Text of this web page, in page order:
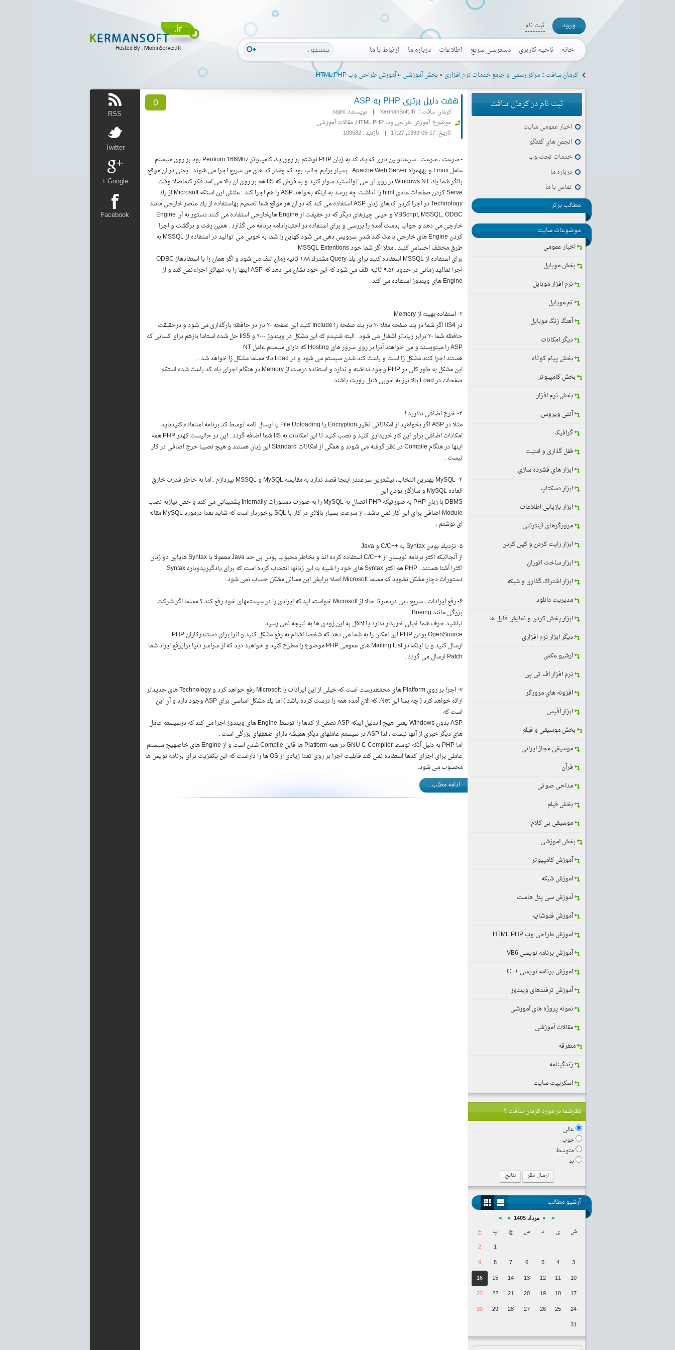
ورود ثبت نام
خانه ناحیه کاربری دسترسی سریع اطلاعات درباره ما ارتباط با ما
کرمان سافت :: مرکز رسمی و جامع خدمات نرم افزاری »بخش آموزشی »آموزش طراحی وب HTML,PHP
ثبت نام در کرمان سافت
اخبار عمومی سایت
انجمن های گفتگو
خدمات تحت وب
درباره ما
تماس با ما
مطالب برتر
موضوعات سایت
اخبار عمومی
بخش موبایل
نرم افزار موبایل
تم موبایل
آهنگ زنگ موبایل
دیگر امکانات
بخش پیام کوتاه
بخش کامپیوتر
بخش نرم افزار
آنتی ویروس
گرافیک
قفل گذاری و امنیت
ابزار های فشرده سازی
ابزار دسکتاپ
ابزار بازیابی اطلاعات
مرورگرهای اینترنتی
ابزار رایت کردن و کپی کردن
ابزار ساخت اتوران
ابزار اشتراک گذاری و شبکه
مدیریت دانلود
ابزار پخش کردن و نمایش فایل ها
دیگر ابزار نرم افزاری
آرشیو عکس
نرم افزار اف تی پی
افزونه های مرورگر
ابزار آفیس
بخش موسیقی و فیلم
موسیقی مجاز ایرانی
قرآن
مداحی صوتی
بخش فیلم
موسیقی بی کلام
بخش آموزشی
آموزش کامپیوتر
آموزش شبکه
آموزش سی پنل هاست
آموزش فتوشاپ
آموزش طراحی وب HTML,PHP
آموزش برنامه نویسی VB6
آموزش برنامه نویسی ++C
آموزش ترفندهای ویندوز
نمونه پروژه های آموزشی
مقالات آموزشی
متفرقه
زندگینامه
اسکریپت سایت
نظرشما در مورد کرمان سافت ؟
عالی
خوب
متوسط
بد
ارسال نظر نتایج
آرشیو مطالب
<
« مرداد 1405 »
>
ش
ی د س چ پ
ج
1
2
3
4
5
6
7
8
9
10
11
12
13
14
15
16
17
18
19
20
21
22
23
24
25
26
27
28
29
30
31
RSS
Twitter
Google +
Facebook
0 هفت دلیل برتری PHP به ASP
کرمان سافت :: KermanSoft.IR || نویسنده:najmi
موضوع:آموزش طراحی وب HTML,PHP ,مقالات آموزشی
تاریخ:17-05-1393, 17:27
|| بازدید : 100532
- سرعت ، سرعت ، سرعتاولین باری كه یك كد به زبان PHP نوشتم بر روی یك كامپیوتر Pentium 166Mhz بود بر روی سیستم
عامل Linux و بههمراه Apache Web Server . بسیار برایم جالب بود كه چقدر كد های من سریع اجرا می شوند . یعنی در آن موقع
بااگر شما یك Windows NT بر روی آن می توانستید سوار كنید و به فرض كه IIS هم بر روی آن بالا می آمد فكر كنماصلا وقت
Serve كردن صفحات عادی html را نداشت چه برسد به اینكه بخواهد ASP را هم اجرا كند . علتش این استكه Microsoft از یك
Technology در اجرا كردن كدهای زبان ASP استفاده می كند كه در آن هر موقع شما تصمیم بهاستفاده از یك عنصر خارجی مانند
VBScript, MSSQL, ODBC و خیلی چیزهای دیگر كه در حقیقت از Engine هایخارجی استفاده می كنند دستور به آن Engine
خارجی می دهد و جواب بدست آمده را بررسی و برای استفاده در اختیارادامه برنامه می گذارد . همین رفت و برگشت و اجرا
كردن Engine های خارجی باعث كند شدن سرویس دهی می شود كهاین را شما به خوبی می توانید در استفاده از MSSQL به
طرق مختلف احساس كنید . مثلا اگر شما خود MSSQL Extentions
برای استفاده از MSSQL استفاده كنید برای یك Query مشترك ۱.۸۸ ثانیه زمان تلف می شود و اگر همان را با استفادهاز ODBC
اجرا نماﺋید زمانی در حدود ۹.۵۴ ثانیه تلف می شود كه این خود نشان می دهد كه ASP اینها را به تنهاﺋی اجراءنمی كند و از
Engine های ویندوز استفاده می كند .
۲- استفاده بهینه از Memory
در IIS4 اگر شما در یك صفحه مثلا ۲۰ بار یك صفحه را Include كنید این صفحه ۲۰ بار در حافظه بارگذاری می شود و درحقیقت
حافظه شما ۲۰ برابر زیادتر اشغال می شود . البته شنیدم كه این مشكل در ویندوز ۲۰۰۰ و IIS5 حل شده استاما بازهم برای كسانی كه
ASP را مینویسند و می خواهند آنرا بر روی سرور های Hosting كه دارای سیستم عامل NT
هستند اجرا كنند مشكل زا است و باعث كند شدن سیستم می شود و در Load بالا مسلما مشكل زا خواهد شد .
این مشكل به طور كلی در PHP وجود نداشته و ندارد و استفاده درست از Memory در هنگام اجرای یك كد باعث شده استكه
صفحات در Load بالا نیز به خوبی قابل رٶیت باشند .
۳- خرج اضافی ندارید !
مثلا در ASP اگر بخواهید از امكاناتی نظیر Encryption یا File Uploading یا ارسال نامه توسط كد برنامه استفاده كنیدباید
امكانات اضافی برای این كار خریداری كنید و نصب كنید تا این امكانات به IIS شما اضافه گردد . این در حالیست كهدر PHP همه
اینها در هنگام Compile در نظر گرفته می شوند و همگی از امكانات Standard این زبان هستند و هیچ نصبیا خرج اضافی در كار
نیست .
۴- MySQL بهترین انتخاب، بیشترین سرعتدر اینجا قصد ندارد به مقایسه MySQL و MSSQL بپردازم . اما به خاطر قدرت خارق
العاده MySQL و سازگار بودن این
DBMS با زبان PHP به صورتیكه PHP اتصال به MySQL را به صورت دستورات Internally پشتیبانی می كند و حتی نیازبه نصب
Module اضافی برای این كار نمی باشد ، از سرعت بسیار بالاﺋی در كار با SQL برخوردار است كه شاید بعدا درمورد MySQL مقاله
ای نوشتم .
۵- نزدیك بودن Syntax به ++C/C و Java
از آنجاﺋیكه اكثر برنامه نویسان از ++C/C استفاده كرده اند و بخاطر محبوب بودن بی حد Java معمولا با Syntax هایاین دو زبان
اكثرا آشنا هستند . PHP هم اكثر Syntax های خود را شبیه به این زبانها انتخاب كرده است كه برای یادگیریدوباره Syntax
دستورات دچار مشكل نشوید كه مسلما Microsoft اصلا برایش این مساﺋل مشكل حساب نمی شود .
۶- رفع ایرادات ، سریع ، بی دردسرتا حالا از Microsoft خواسته اید كه ایرادی را در سیستمهای خود رفع كند ؟ مسلما اگر شركت
بزرگی مانند Boeing
نباشید حرف شما خیلی خریدار ندارد یا لااقل به این زودی ها به نتیجه نمی رسید .
OpenSource بودن PHP این امكان را به شما می دهد كه شخصا اقدام به رفع مشكل كنید و آنرا برای دستندركاران PHP
ارسال كنید و یا اینكه در Mailing List های عمومی PHP موضوع را مطرح كنید و خواهید دید كه از سراسر دنیا برایرفع ایراد شما
Patch ارسال می گردد .
۷- اجرا بر روی Platform های مختلفدرست است كه خیلی از این ایرادات را Microsoft رفع خواهد كرد و Technology های جدیدتر
اراﺋه خواهد كرد ( چه بسا این Net. كه الان آمده همه را درست كرده باشد ) اما یك مشكل اساسی برای ASP وجود دارد و آن این
است كه
ASP بدون Windows یعنی هیچ ! بدلیل اینكه ASP نصفی از كدها را توسط Engine های ویندوز اجرا می كند كه درسیستم عامل
های دیگر خبری از آنها نیست . لذا ASP در سیستم عاملهای دیگر همیشه دارای ضعفهای بزرگی است .
اما PHP به دلیل آنكه توسط GNU C Compiler در همه Platform ها قابل Compile شدن است و از Engine های خاصهیچ سیستم
عاملی برای اجرای كدها استفاده نمی كند قابلیت اجرا بر روی تعدا زیادی از OS ها را داراست كه این یكمزیت برای برنامه نویس ها
محسوب می شود.
ادامه مطلب...